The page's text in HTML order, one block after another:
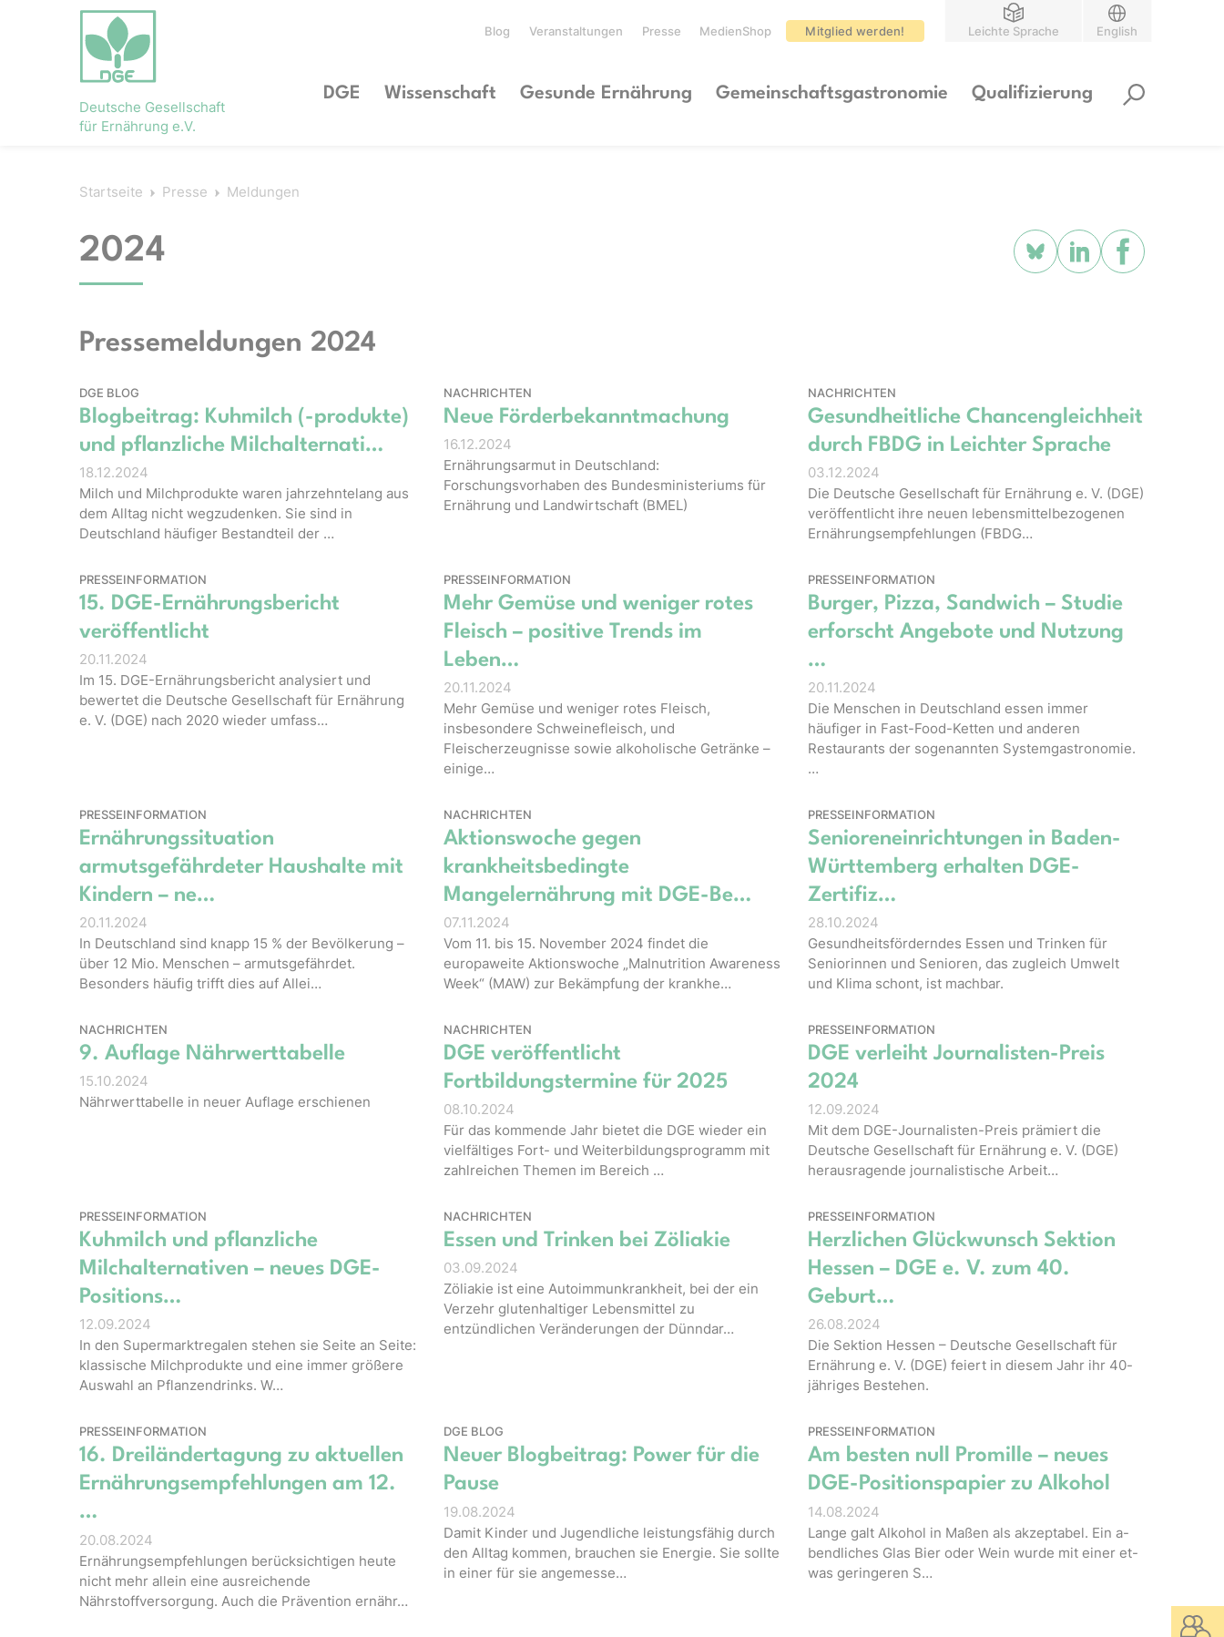
Deutsche Gesellschaft
für Ernährung e.V.
Blog Veranstaltungen Presse MedienShop Mitglied werden! Leichte Sprache English
DGE Wissenschaft Gesunde Ernährung Gemeinschaftsgastronomie Qualifizierung
Startseite Presse Meldungen
2024
Pressemeldungen 2024
DGE BLOG
Blogbeitrag: Kuhmilch (-produkte)
und pflanzliche Milchalternati…
18.12.2024
Milch und Milchprodukte waren jahrzehntelang aus
dem Alltag nicht wegzudenken. Sie sind in
Deutschland häufiger Bestandteil der …
NACHRICHTEN
Neue Förderbekanntmachung
16.12.2024
Ernährungsarmut in Deutschland:
Forschungsvorhaben des Bundesministeriums für
Ernährung und Landwirtschaft (BMEL)
NACHRICHTEN
Gesundheitliche Chancengleichheit
durch FBDG in Leichter Sprache
03.12.2024
Die Deutsche Gesellschaft für Ernährung e. V. (DGE)
veröffentlicht ihre neuen lebensmittelbezogenen
Ernährungsempfehlungen (FBDG…
PRESSEINFORMATION
15. DGE-Ernährungsbericht
veröffentlicht
20.11.2024
Im 15. DGE-Ernährungsbericht analysiert und
bewertet die Deutsche Gesellschaft für Ernährung
e. V. (DGE) nach 2020 wieder umfass…
PRESSEINFORMATION
Mehr Gemüse und weniger rotes
Fleisch – positive Trends im
Leben…
20.11.2024
Mehr Gemüse und weniger rotes Fleisch,
insbesondere Schweinefleisch, und
Fleischerzeugnisse sowie alkoholische Getränke –
einige…
PRESSEINFORMATION
Burger, Pizza, Sandwich – Studie
erforscht Angebote und Nutzung
…
20.11.2024
Die Menschen in Deutschland essen immer
häufiger in Fast-Food-Ketten und anderen
Restaurants der sogenannten Systemgastronomie.
…
PRESSEINFORMATION
Ernährungssituation
armutsgefährdeter Haushalte mit
Kindern – ne…
20.11.2024
In Deutschland sind knapp 15 % der Bevölkerung –
über 12 Mio. Menschen – armutsgefährdet.
Besonders häufig trifft dies auf Allei…
NACHRICHTEN
Aktionswoche gegen
krankheitsbedingte
Mangelernährung mit DGE-Be…
07.11.2024
Vom 11. bis 15. November 2024 findet die
europaweite Aktionswoche „Malnutrition Awareness
Week“ (MAW) zur Bekämpfung der krankhe…
PRESSEINFORMATION
Senioreneinrichtungen in Baden-
Württemberg erhalten DGE-
Zertifiz…
28.10.2024
Gesundheitsförderndes Essen und Trinken für
Seniorinnen und Senioren, das zugleich Umwelt
und Klima schont, ist machbar.
NACHRICHTEN
9. Auflage Nährwerttabelle
15.10.2024
Nährwerttabelle in neuer Auflage erschienen
NACHRICHTEN
DGE veröffentlicht
Fortbildungstermine für 2025
08.10.2024
Für das kommende Jahr bietet die DGE wieder ein
vielfältiges Fort- und Weiterbildungsprogramm mit
zahlreichen Themen im Bereich …
PRESSEINFORMATION
DGE verleiht Journalisten-Preis
2024
12.09.2024
Mit dem DGE-Journalisten-Preis prämiert die
Deutsche Gesellschaft für Ernährung e. V. (DGE)
herausragende journalistische Arbeit…
PRESSEINFORMATION
Kuhmilch und pflanzliche
Milchalternativen – neues DGE-
Positions…
12.09.2024
In den Supermarktregalen stehen sie Seite an Seite:
klassische Milchprodukte und eine immer größere
Auswahl an Pflanzendrinks. W…
NACHRICHTEN
Essen und Trinken bei Zöliakie
03.09.2024
Zöliakie ist eine Autoimmunkrankheit, bei der ein
Verzehr glutenhaltiger Lebensmittel zu
entzündlichen Veränderungen der Dünndar…
PRESSEINFORMATION
Herzlichen Glückwunsch Sektion
Hessen – DGE e. V. zum 40.
Geburt…
26.08.2024
Die Sektion Hessen – Deutsche Gesellschaft für
Ernährung e. V. (DGE) feiert in diesem Jahr ihr 40-
jähriges Bestehen.
PRESSEINFORMATION
16. Dreiländertagung zu aktuellen
Ernährungsempfehlungen am 12.
…
20.08.2024
Ernährungsempfehlungen berücksichtigen heute
nicht mehr allein eine ausreichende
Nährstoffversorgung. Auch die Prävention ernähr…
DGE BLOG
Neuer Blogbeitrag: Power für die
Pause
19.08.2024
Damit Kinder und Jugendliche leistungsfähig durch
den Alltag kommen, brauchen sie Energie. Sie sollte
in einer für sie angemesse…
PRESSEINFORMATION
Am besten null Promille – neues
DGE-Positionspapier zu Alkohol
14.08.2024
Lang­e galt Alk­o­hol in Maßen als ak­zep­tabel. Ein a­
bend­lich­es Glas Bier oder Wein wur­de mit ei­ner et­
was ge­ring­er­en S…